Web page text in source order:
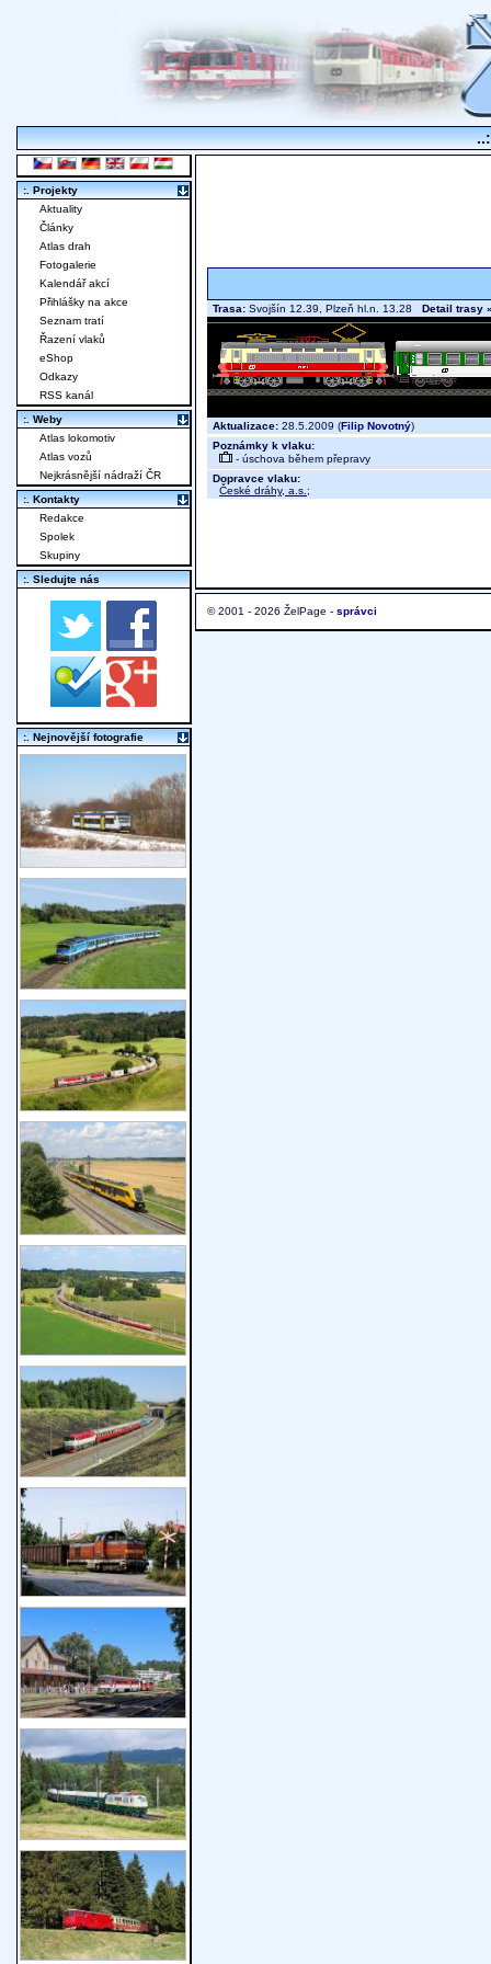
Trasa: Svojšín 12.39, Plzeň hl.n. 13.28 Detail trasy
Aktualizace: 28.5.2009 (Filip Novotný)
Poznámky k vlaku:
- úschova během přepravy
Dopravce vlaku:
České dráhy, a.s. ;
© 2001 - 2026 ŽelPage - správci
:. Projekty
Aktuality
Články
Atlas drah
Fotogalerie
Kalendář akcí
Přihlášky na akce
Seznam tratí
Řazení vlaků
eShop
Odkazy
RSS kanál
:. Weby
Atlas lokomotiv
Atlas vozů
Nejkrásnější nádraží ČR
:. Kontakty
Redakce
Spolek
Skupiny
:. Sledujte nás
:. Nejnovější fotografie